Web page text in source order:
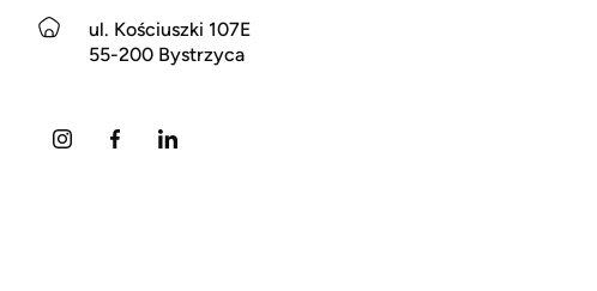
ul. Kościuszki 107E
55-200 Bystrzyca